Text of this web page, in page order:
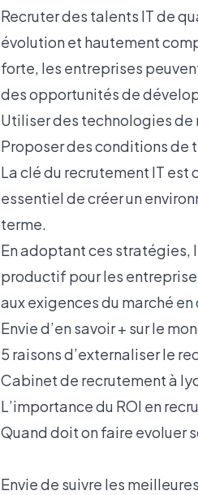
Recruter des talents IT de
évolution et hautement
forte, les entreprises
des opportunités de
Utiliser des technologies
Proposer des conditions de
La clé du recrutement IT
essentiel de créer un
terme.
En adoptant ces stratégies,
productif pour les
aux exigences du marché
Envie d’en savoir + sur le
5 raisons d’externaliser le
Cabinet de recrutement à
L’importance du ROI en
Quand doit on faire evoluer
Envie de suivre les